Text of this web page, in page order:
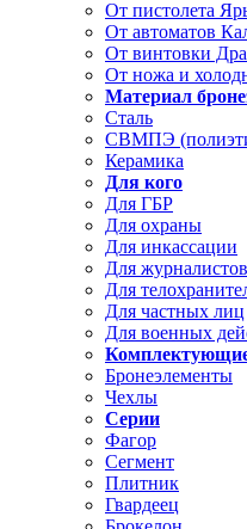
От пистолета
От автоматов
От винтовки
От ножа и
Материал
Сталь
СВМПЭ
Керамика
Для кого
Для ГБР
Для охраны
Для инкассации
Для журналистов
Для
Для частных лиц
Для военных
Бронеэлементы
Чехлы
Серии
Фагор
Сегмент
Плитник
Гвардеец